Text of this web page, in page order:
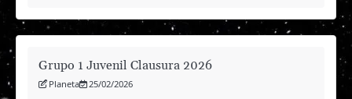
Grupo 1 Juvenil Clausura 2026
Planeta 25/02/2026